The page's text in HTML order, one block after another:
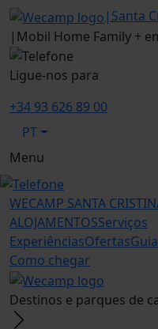
| Santa
| Mobil Home Family +
Ligue-nos para
+34 93 626 89 00
PT
Menu
WECAMP SANTA
ALOJAMENTOSServiços
ExperiênciasOfertas
Como chegar
Destinos e parques de